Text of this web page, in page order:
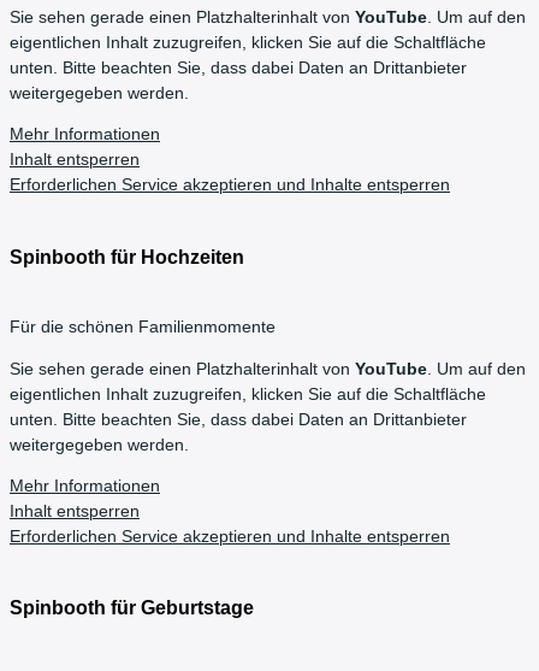
Sie sehen gerade einen Platzhalterinhalt von YouTube . Um auf den
eigentlichen Inhalt zuzugreifen, klicken Sie auf die Schaltfläche
unten. Bitte beachten Sie, dass dabei Daten an Drittanbieter
weitergegeben werden.
Mehr Informationen
Inhalt entsperren
Erforderlichen Service akzeptieren und Inhalte entsperren
Spinbooth für Hochzeiten
Für die schönen Familienmomente
Sie sehen gerade einen Platzhalterinhalt von YouTube . Um auf den
eigentlichen Inhalt zuzugreifen, klicken Sie auf die Schaltfläche
unten. Bitte beachten Sie, dass dabei Daten an Drittanbieter
weitergegeben werden.
Mehr Informationen
Inhalt entsperren
Erforderlichen Service akzeptieren und Inhalte entsperren
Spinbooth für Geburtstage